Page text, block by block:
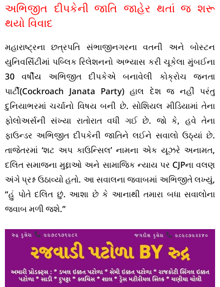
અભિજીત દીપકેની જાતિ જાહેર થતાં જ શરૂ
થયો વિવાદ
મહારાષ્ટ્રના છત્રપતિ સંભાજીનગરના વતની અને બોસ્ટન
યુનિવર્સિટીમાં પબ્લિક રિલેશનનો અભ્યાસ કરી ચૂકેલા મુંબઈના
30 વર્ષીય અભિજીત દીપકેએ બનાવેલી કોક્રોચ જનતા
પાર્ટી(Cockroach Janata Party) હાલ દેશ જ નહીં પરંતુ
દુનિયાભરમાં ચર્ચાનો વિષય બની છે. સોશિયલ મીડિયામાં તેના
ફોલોઅર્સની સંખ્યા રાતોરાત વધી ગઈ છે. જો કે, હવે તેના
ફાઉન્ડર અભિજીત દીપકેની જાતિને લઈને સવાલો ઉઠ્યાં છે.
તાજેતરમાં ‘શટ અપ કાઉન્સિલ’ નામના એક યૂઝરે અનામત,
દલિત સમાજના મુદ્દાઓ અને સામાજિક ન્યાય પર CJPના વલણ
અંગે પ્રશ્ન ઉઠાવ્યો હતો. આ સવાલના જવાબમાં અભિજીતે લખ્યું,
“હું પોતે દલિત છું. આશા છે કે આનાથી તમારા બધા સવાલોના
જવાબ મળી જશે.”